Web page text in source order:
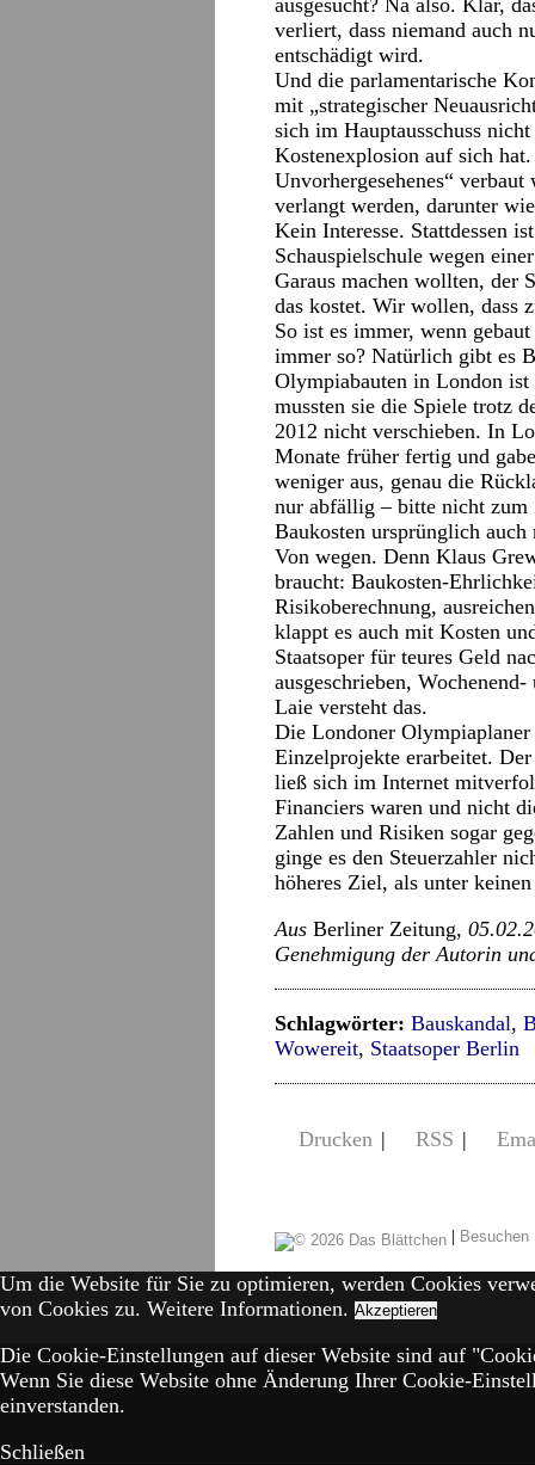
ausgesucht? Na also. Klar,
verliert, dass niemand auch
entschädigt wird.
Und die parlamentarische
mit „strategischer
sich im Hauptausschuss
Kostenexplosion auf sich
Unvorhergesehenes“
verlangt werden, darunter
Kein Interesse. Stattdessen
Schauspielschule wegen
Garaus machen wollten, der
das kostet. Wir wollen, dass
So ist es immer, wenn
immer so? Natürlich gibt es
Olympiabauten in London
mussten sie die Spiele trotz
2012 nicht verschieben. In
Monate früher fertig und
weniger aus, genau die
nur abfällig – bitte nicht zum
Baukosten ursprünglich auch
Von wegen. Denn Klaus
braucht: Baukosten-
Risikoberechnung,
klappt es auch mit Kosten
Staatsoper für teures Geld
ausgeschrieben,
Laie versteht das.
Die Londoner
Einzelprojekte erarbeitet.
ließ sich im Internet
Financiers waren und nicht
Zahlen und Risiken sogar
ginge es den Steuerzahler
höheres Ziel, als unter
Aus Berliner Zeitung,
Genehmigung der Autorin
Schlagwörter: Bauskandal,
Wowereit, Staatsoper Berlin
Drucken | RSS |
|
Um die Website für Sie zu optimieren, werden Cookies
von Cookies zu. Weitere Informationen. Akzeptieren
Die Cookie-Einstellungen auf dieser Website sind auf
Wenn Sie diese Website ohne Änderung Ihrer Cookie-
einverstanden.
Schließen